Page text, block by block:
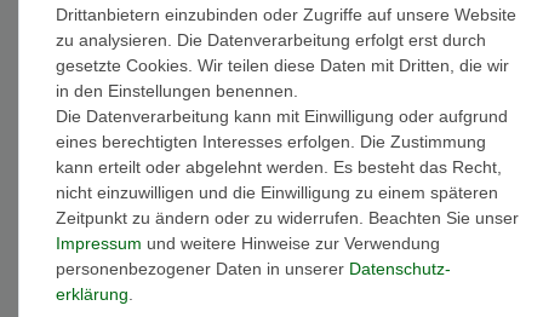
Wunschliste
* inkl. ges. MwSt. zzgl. Versandkosten
Drittanbietern einzubinden oder Zugriffe auf unsere Website
zu analysieren. Die Datenverarbeitung erfolgt erst durch
gesetzte Cookies. Wir teilen diese Daten mit Dritten, die wir
in den Einstellungen benennen.
Die Datenverarbeitung kann mit Einwilligung oder aufgrund
eines berechtigten Interesses erfolgen. Die Zustimmung
kann erteilt oder abgelehnt werden. Es besteht das Recht,
nicht einzuwilligen und die Einwilligung zu einem späteren
Zeitpunkt zu ändern oder zu widerrufen. Beachten Sie unser
Impressum und weitere Hinweise zur Verwendung
personenbezogener Daten in unserer Daten­schutz­
erklärung